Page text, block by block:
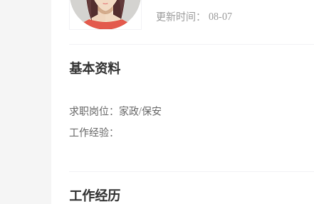
更新时间： 08-07
基本资料
求职岗位： 家政/保安
工作经验：
工作经历